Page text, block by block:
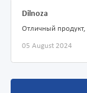
Dilnoza
Отличный продукт,
05 August 2024